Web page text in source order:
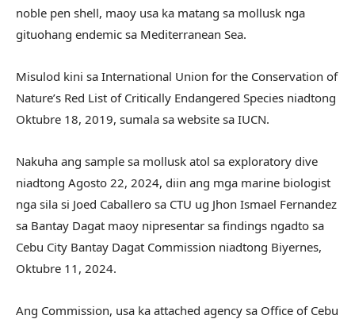
noble pen shell, maoy usa ka matang sa mollusk nga
gituohang endemic sa Mediterranean Sea.
Misulod kini sa International Union for the Conservation of
Nature’s Red List of Critically Endangered Species niadtong
Oktubre 18, 2019, sumala sa website sa IUCN.
Nakuha ang sample sa mollusk atol sa exploratory dive
niadtong Agosto 22, 2024, diin ang mga marine biologist
nga sila si Joed Caballero sa CTU ug Jhon Ismael Fernandez
sa Bantay Dagat maoy nipresentar sa findings ngadto sa
Cebu City Bantay Dagat Commission niadtong Biyernes,
Oktubre 11, 2024.
Ang Commission, usa ka attached agency sa Office of Cebu